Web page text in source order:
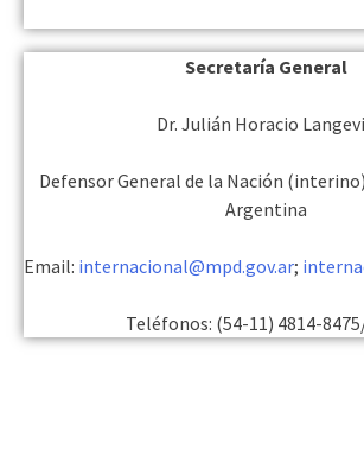
Secretaría General
Dr. Julián Horacio
Defensor General de la Nación
Argentina
Email: internacional@mpd.gov.ar;
Teléfonos: (54-11) 4814-